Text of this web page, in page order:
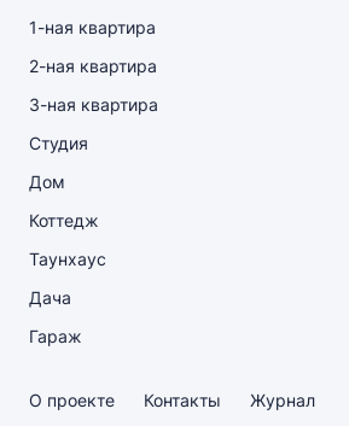
1-ная квартира
2-ная квартира
3-ная квартира
Студия
Дом
Коттедж
Таунхаус
Дача
Гараж
О проекте Контакты Журнал